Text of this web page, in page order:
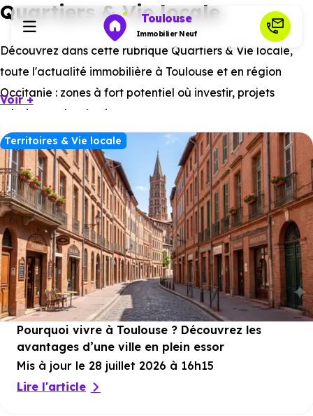
Toulouse
Immobilier Neuf
Programmes neufs
Habiter
Investir
Actualités
Ressources
Financer
Quartiers & Vie locale
Découvrez dans cette rubrique Quartiers & Vie locale,
toute l'actualité immobilière à Toulouse et en région
Occitanie : zones à fort potentiel où investir, projets
urbains, cadre de vie, etc.
Voir +
Territoires & Vie locale
Pourquoi vivre à Toulouse ? Découvrez les
avantages d’une ville en plein essor
Mis à jour le 28 juillet 2026 à 16h15
Lire l'article